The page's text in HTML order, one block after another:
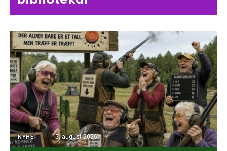
NYHET 5. august 2026